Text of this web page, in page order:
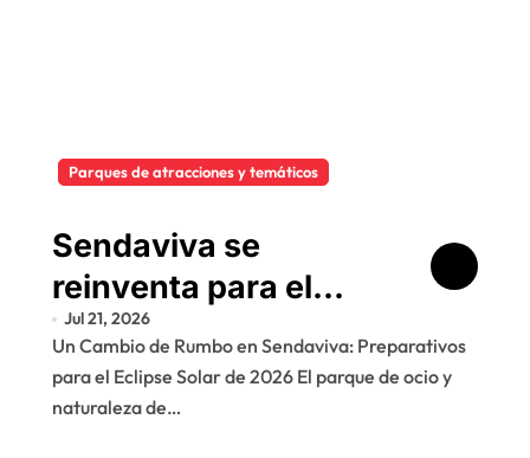
Parques de atracciones y temáticos
Sendaviva se
reinventa para el
eclipse solar de
2026
Jul 21, 2026
Un Cambio de Rumbo en Sendaviva: Preparativos
para el Eclipse Solar de 2026 El parque de ocio y
naturaleza de…